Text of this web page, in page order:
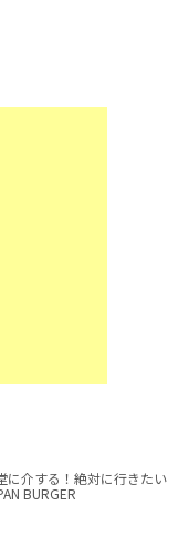
に介する！絶対に行きたい
BURGER